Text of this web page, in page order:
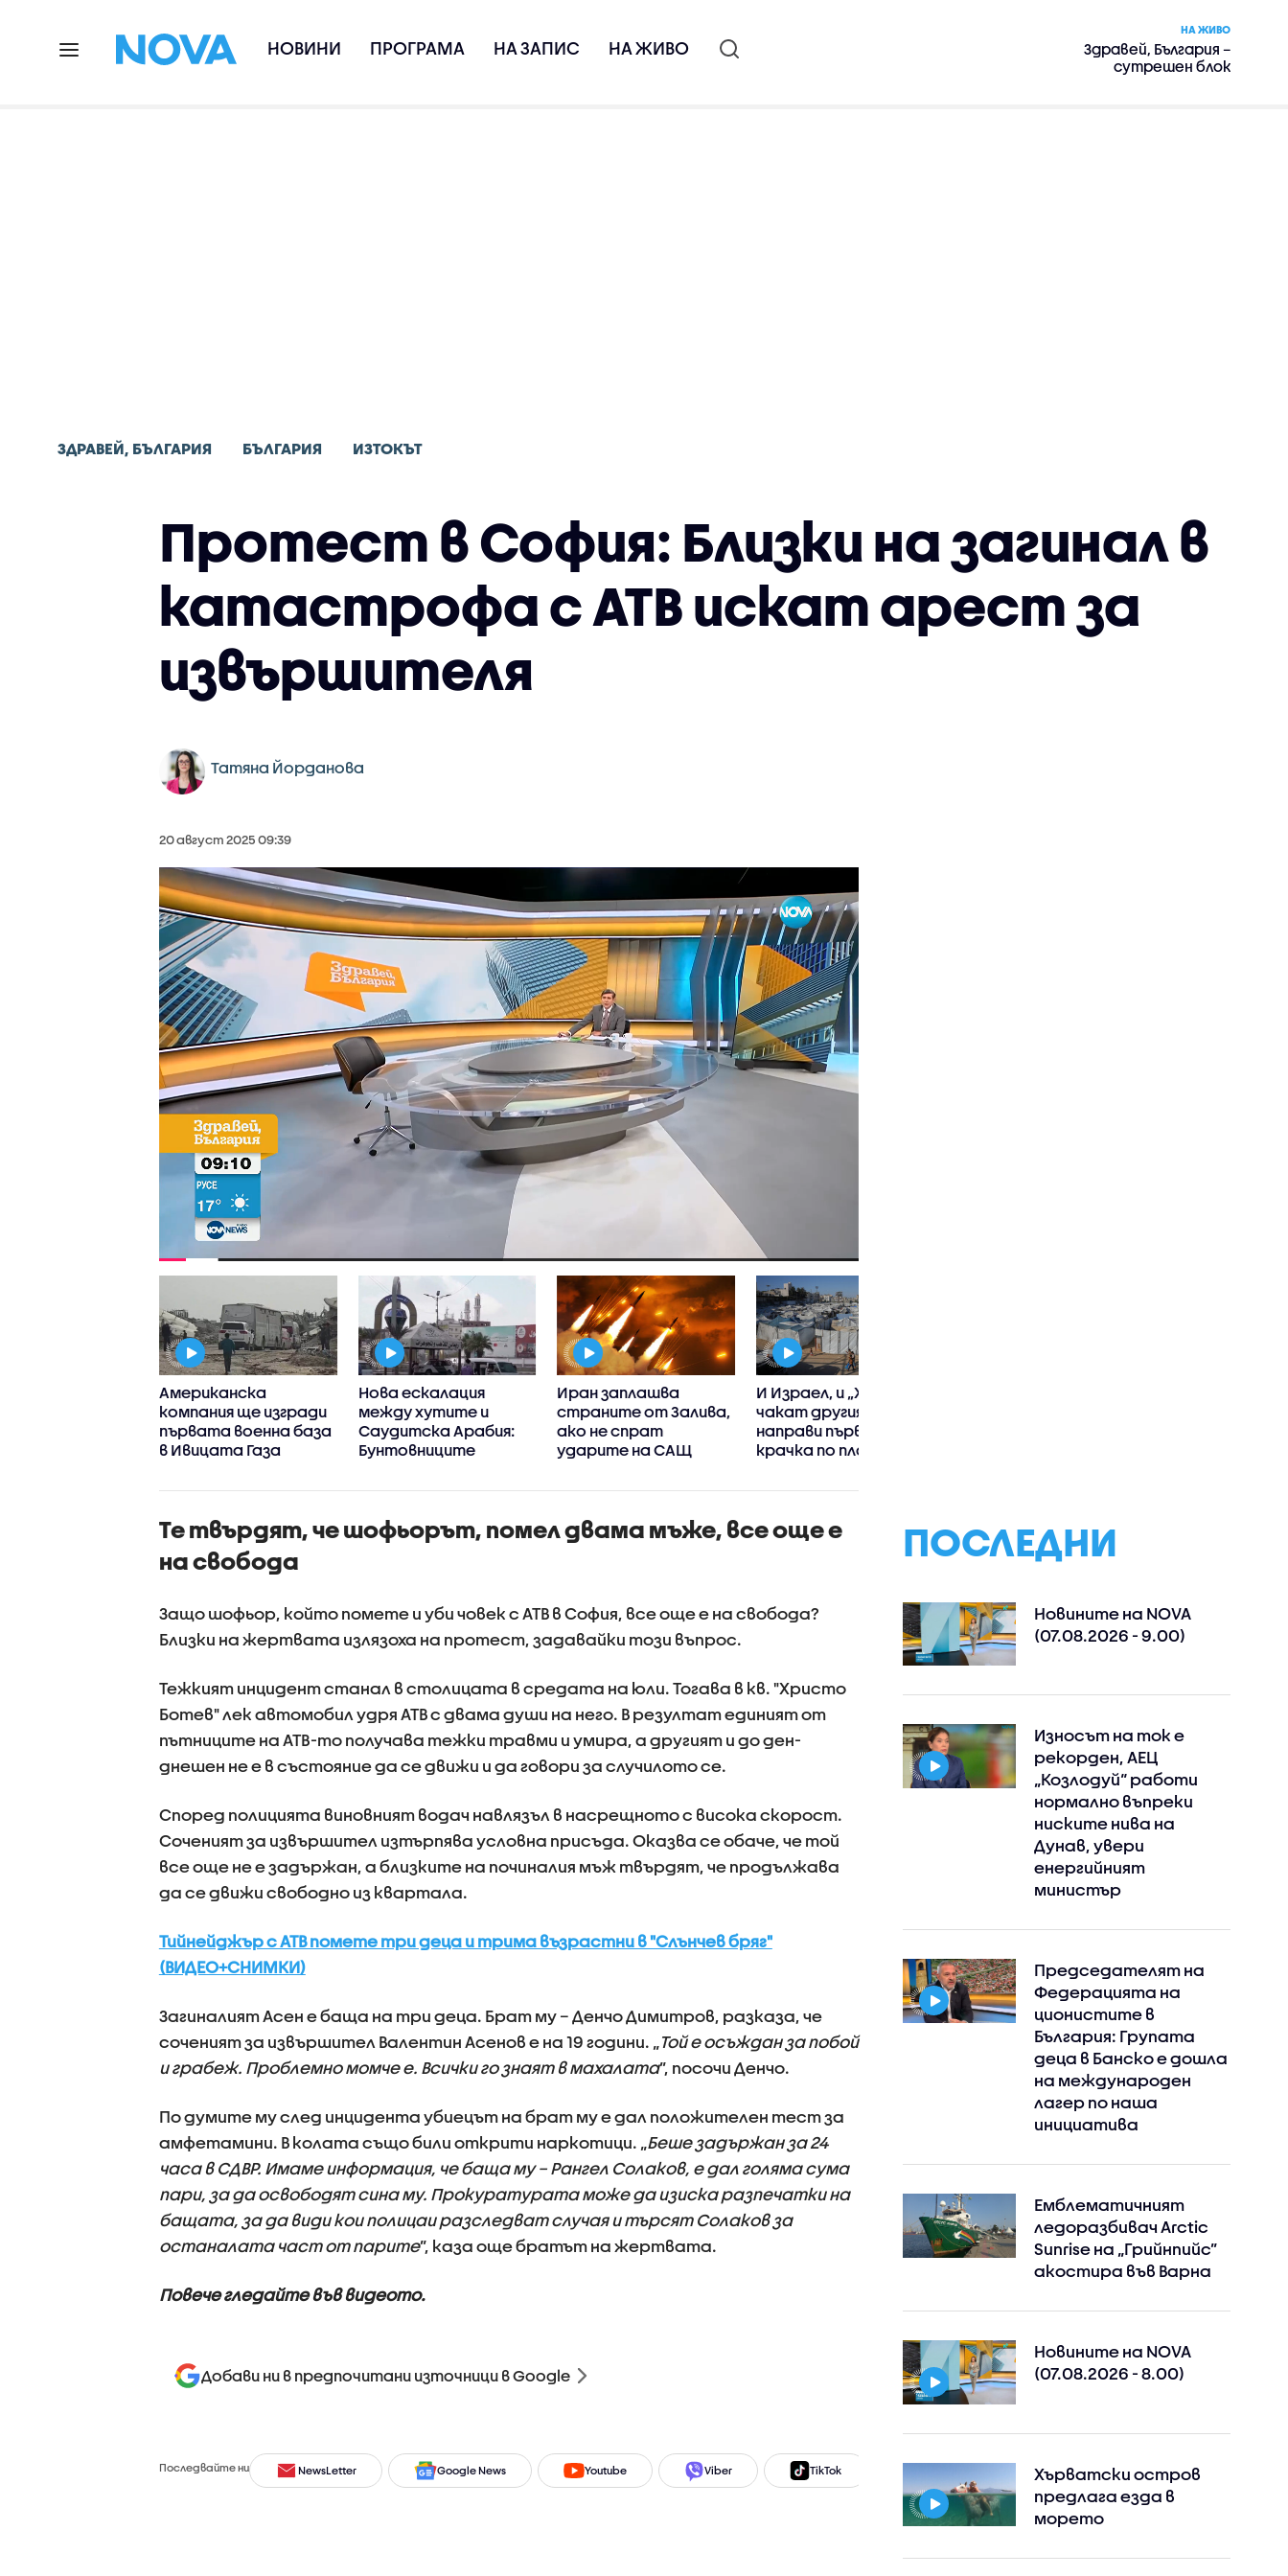
НОВИНИ ПРОГРАМА НА ЗАПИС НА ЖИВО
НА ЖИВО
Здравей, България –
сутрешен блок
ЗДРАВЕЙ, БЪЛГАРИЯ БЪЛГАРИЯ ИЗТОКЪТ
Протест в София: Близки на загинал в
катастрофа с АТВ искат арест за
извършителя
Татяна Йорданова
20 август 2025 09:39
Американска
компания ще изгради
първата военна база
в Ивицата Газа
Нова ескалация
между хутите и
Саудитска Арабия:
Бунтовниците
правителствените
Иран заплашва
страните от Залива,
ако не спрат
ударите на САЩ
И Израел, и „Хамас“
чакат другият да
направи първата
крачка по плана за
Те твърдят, че шофьорът, помел двама мъже, все още е
на свобода
Защо шофьор, който помете и уби човек с АТВ в София, все още е на свобода?
Близки на жертвата излязоха на протест, задавайки този въпрос.
Тежкият инцидент станал в столицата в средата на юли. Тогава в кв. "Христо
Ботев" лек автомобил удря АТВ с двама души на него. В резултат единият от
пътниците на АТВ-то получава тежки травми и умира, а другият и до ден-
днешен не е в състояние да се движи и да говори за случилото се.
Според полицията виновният водач навлязъл в насрещното с висока скорост.
Соченият за извършител изтърпява условна присъда. Оказва се обаче, че той
все още не е задържан, а близките на починалия мъж твърдят, че продължава
да се движи свободно из квартала.
Тийнейджър с АТВ помете три деца и трима възрастни в "Слънчев бряг"
(ВИДЕО+СНИМКИ)
Загиналият Асен е баща на три деца. Брат му – Денчо Димитров, разказа, че
соченият за извършител Валентин Асенов е на 19 години. „Той е осъждан за побой
и грабеж. Проблемно момче е. Всички го знаят в махалата”, посочи Денчо.
По думите му след инцидента убиецът на брат му е дал положителен тест за
амфетамини. В колата също били открити наркотици. „Беше задържан за 24
часа в СДВР. Имаме информация, че баща му – Рангел Солаков, е дал голяма сума
пари, за да освободят сина му. Прокуратурата може да изиска разпечатки на
бащата, за да види кои полицаи разследват случая и търсят Солаков за
останалата част от парите”, каза още братът на жертвата.
Повече гледайте във видеото.
Добави ни в предпочитани източници в Google
Последвайте ни NewsLetter Google News Youtube Viber TikTok Facebook
ПОСЛЕДНИ
Новините на NOVA
(07.08.2026 - 9.00)
Износът на ток е
рекорден, АЕЦ
„Козлодуй“ работи
нормално въпреки
ниските нива на
Дунав, увери
енергийният
министър
Председателят на
Федерацията на
ционистите в
България: Групата
деца в Банско е дошла
на международен
лагер по наша
инициатива
Емблематичният
ледоразбивач Arctic
Sunrise на „Грийнпийс”
акостира във Варна
Новините на NOVA
(07.08.2026 - 8.00)
Хърватски остров
предлага езда в
морето